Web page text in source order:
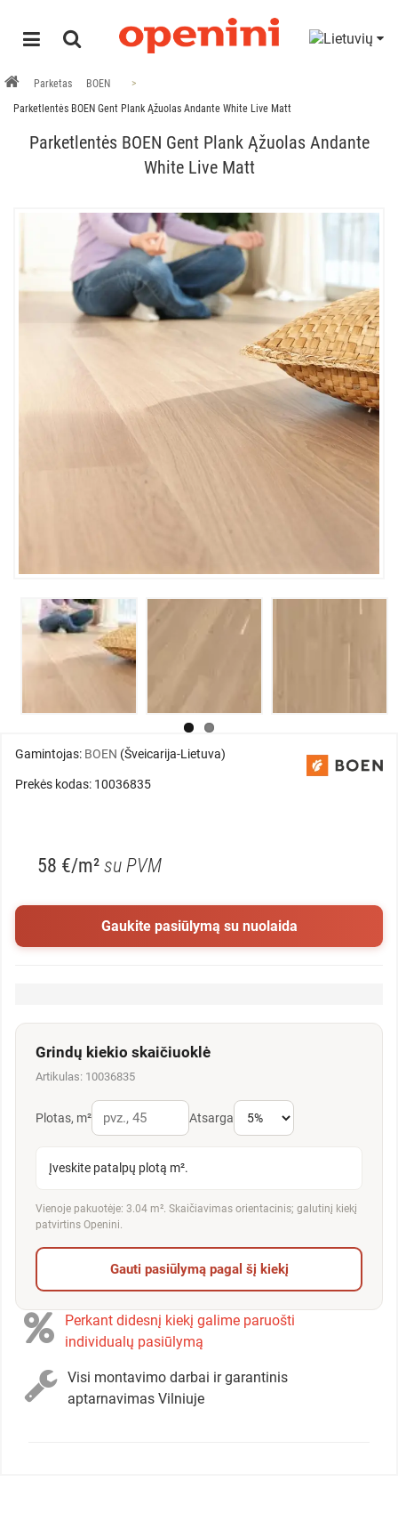
Parketas
BOEN
Parketlentės BOEN Gent Plank Ąžuolas Andante White Live Matt
Parketlentės BOEN Gent Plank Ąžuolas Andante
White Live Matt
Gamintojas: BOEN (Šveicarija-Lietuva)
Prekės kodas: 10036835
58 €/m² su PVM
Gaukite pasiūlymą su nuolaida
Grindų kiekio skaičiuoklė
Artikulas: 10036835
Plotas, m² Atsarga
Įveskite patalpų plotą m².
Vienoje pakuotėje: 3.04 m². Skaičiavimas orientacinis; galutinį kiekį
patvirtins Openini.
Gauti pasiūlymą pagal šį kiekį
Perkant didesnį kiekį galime paruošti
individualų pasiūlymą
Visi montavimo darbai ir garantinis
aptarnavimas Vilniuje